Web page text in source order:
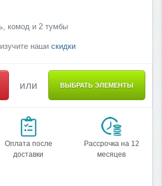
комод и 2 тумбы
наши скидки
или ВЫБРАТЬ ЭЛЕМЕНТЫ
Оплата после
доставки
Рассрочка на 12
месяцев